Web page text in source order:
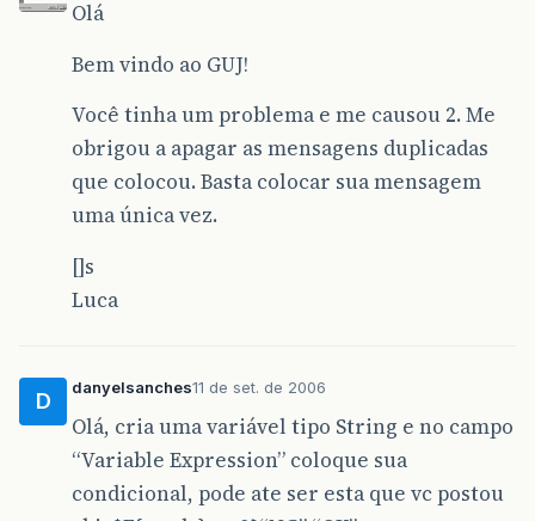
Olá
Bem vindo ao GUJ!
Você tinha um problema e me causou 2. Me
obrigou a apagar as mensagens duplicadas
que colocou. Basta colocar sua mensagem
uma única vez.
[]s
Luca
D
danyelsanches11 de set. de 2006
Olá, cria uma variável tipo String e no campo
“Variable Expression” coloque sua
condicional, pode ate ser esta que vc postou